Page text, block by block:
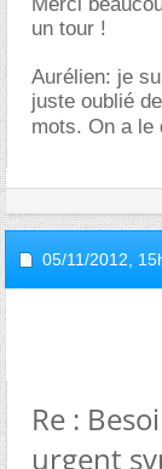
un tour !
Aurélien: je
juste oublié
mots. On a le
05/11/2012,
Re :
urgent